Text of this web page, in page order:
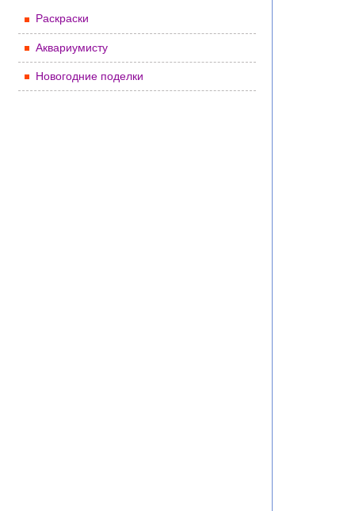
Раскраски
Аквариумисту
Новогодние поделки